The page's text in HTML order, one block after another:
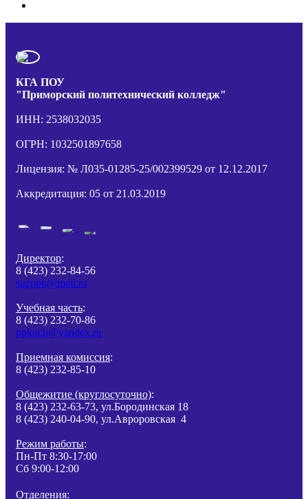
КГА ПОУ
"Приморский политехнический колледж"
ИНН: 2538032035
ОГРН: 1032501897658
Лицензия: № Л035-01285-25/002399529 от 12.12.2017
Аккредитация: 05 от 21.03.2019
Директор:
8 (423) 232-84-56
suzppk@mail.ru
Учебная часть:
8 (423) 232-70-86
ppkuch@yandex.ru
Приемная комиссия:
8 (423) 232-85-10
Общежитие (круглосуточно):
8 (423) 232-63-73, ул.Бородинская 18
8 (423) 240-04-90, ул.Авроровская 4
Режим работы:
Пн-Пт 8:30-17:00
Сб 9:00-12:00
Отделения: